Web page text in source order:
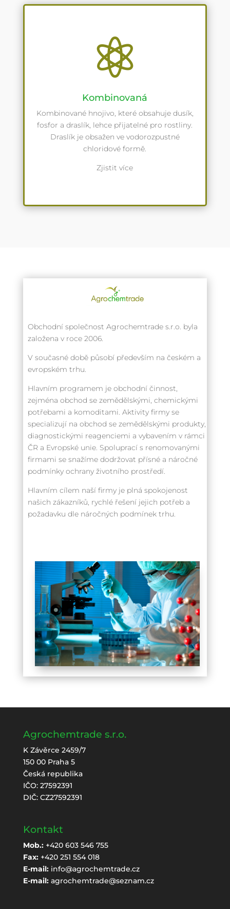

Kombinovaná
Kombinované hnojivo, které obsahuje dusík,
fosfor a draslík, lehce přijatelné pro rostliny.
Draslík je obsažen ve vodorozpustné
chloridové formě.
Zjistit více
Obchodní společnost Agrochemtrade s.r.o. byla
založena v roce 2006.
V současné době působí především na českém a
evropském trhu.
Hlavním programem je obchodní činnost,
zejména obchod se zemědělskými, chemickými
potřebami a komoditami. Aktivity firmy se
specializují na obchod se zemědělskými produkty,
diagnostickými reagenciemi a vybavením v rámci
ČR a Evropské unie. Spoluprací s renomovanými
firmami se snažíme dodržovat přísné a náročné
podmínky ochrany životního prostředí.
Hlavním cílem naší firmy je plná spokojenost
našich zákazníků, rychlé řešení jejich potřeb a
požadavku dle náročných podmínek trhu.
Agrochemtrade s.r.o.
K Závěrce 2459/7
150 00 Praha 5
Česká republika
IČO: 27592391
DIČ: CZ27592391
Kontakt
Mob.:+420 603 546 755
Fax:+420 251 554 018
E-mail: info@agrochemtrade.cz
E-mail: agrochemtrade@seznam.cz